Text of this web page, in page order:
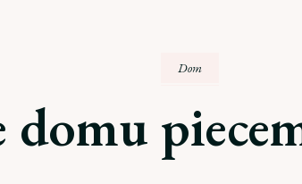
Dom
domu